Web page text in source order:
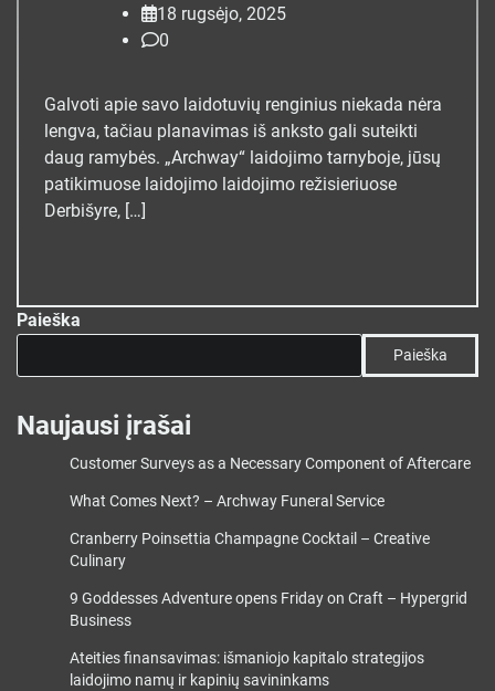
18 rugsėjo, 2025
0
Galvoti apie savo laidotuvių renginius niekada nėra
lengva, tačiau planavimas iš anksto gali suteikti
daug ramybės. „Archway“ laidojimo tarnyboje, jūsų
patikimuose laidojimo laidojimo režisieriuose
Derbišyre, […]
Paieška
Paieška
Naujausi įrašai
Customer Surveys as a Necessary Component of Aftercare
What Comes Next? – Archway Funeral Service
Cranberry Poinsettia Champagne Cocktail – Creative
Culinary
9 Goddesses Adventure opens Friday on Craft – Hypergrid
Business
Ateities finansavimas: išmaniojo kapitalo strategijos
laidojimo namų ir kapinių savininkams